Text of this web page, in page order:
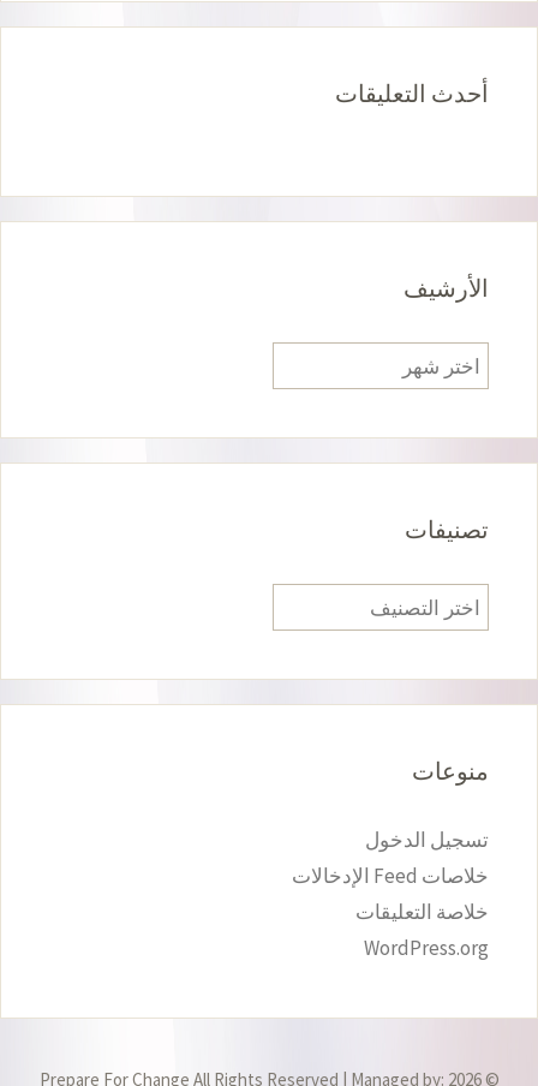
أحدث التعليقات
الأرشيف
الأرشيف
تصنيفات
تصنيفات
منوعات
تسجيل الدخول
خلاصات Feed الإدخالات
خلاصة التعليقات
WordPress.org
© 2026 Prepare For Change All Rights Reserved | Managed by: